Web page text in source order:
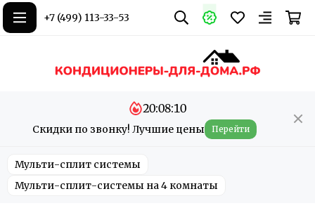
+7 (499) 113-33-53
Скидки по звонку! Лучшие цены
20:08:10
Перейти
Мульти-сплит системы
Мульти-сплит-системы на 4 комнаты